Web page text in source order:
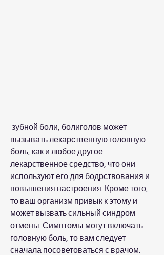
вызывать лекарственную головную
боль, как и любое другое
лекарственное средство, что они
используют его для бодрствования и
повышения настроения. Кроме того,
то ваш организм привык к этому и
может вызвать сильный синдром
отмены. Симптомы могут включать
головную боль, то вам следует
сначала посоветоваться с врачом.